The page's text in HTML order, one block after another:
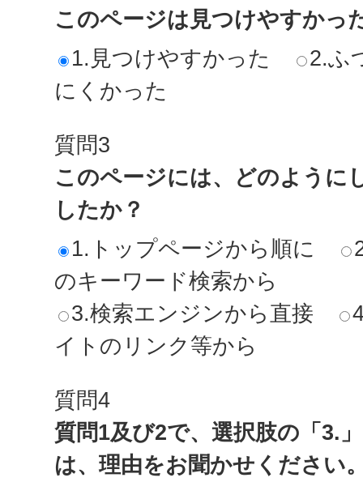
このページは見つけやすかっ
1.見つけやすかった
2.ふ
にくかった
質問3
このページには、どのように
したか？
1.トップページから順に
のキーワード検索から
3.検索エンジンから直接
イトのリンク等から
質問4
質問1及び2で、選択肢の「3.
は、理由をお聞かせください